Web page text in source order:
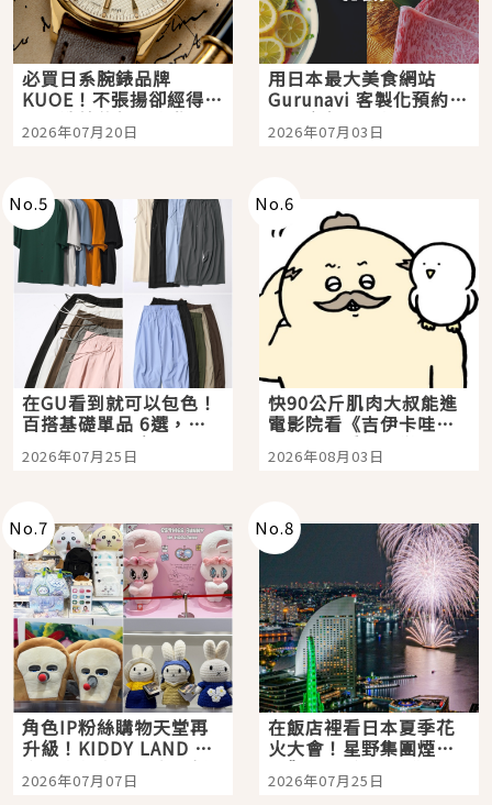
必買日系腕錶品牌
KUOE！不張揚卻經得起
時間洗鍊的經典之作五
選
2026年07月20日
用日本最大美食網站
Gurunavi 客製化預約九
大都市餐廳，打造專屬
美食體驗！
2026年07月03日
No.5
在GU看到就可以包色！
百搭基礎單品 6選，閉
眼全收也不心疼
2026年07月25日
No.6
快90公斤肌肉大叔能進
電影院看《吉伊卡哇》
嗎？日本重金屬樂團
「打首」會長與nagano
2026年08月03日
No.7
角色IP粉絲購物天堂再
升級！KIDDY LAND 原
宿店吉伊卡哇迎客，新
開幕 OMOKADO 店3分
2026年07月07日
No.8
在飯店裡看日本夏季花
火大會！星野集團煙火
景觀飯店6選，讓你不用
人擠人悠閒欣賞
2026年07月25日